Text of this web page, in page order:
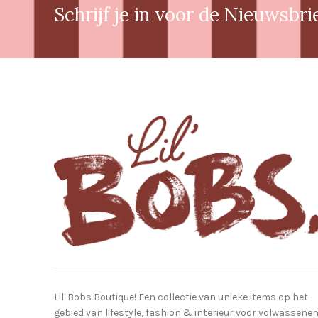
Schrijf je in voor de
Lil' Bobs Boutique! Een collectie van unieke items op het
gebied van lifestyle, fashion & interieur voor volwassenen